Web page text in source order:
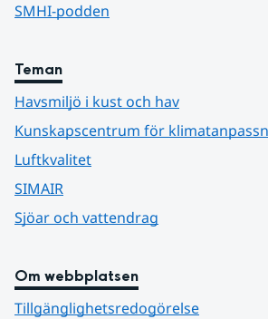
SMHI-podden
Teman
Havsmiljö i kust och hav
Kunskapscentrum för
Luftkvalitet
SIMAIR
Sjöar och vattendrag
Om webbplatsen
Tillgänglighetsredogörelse